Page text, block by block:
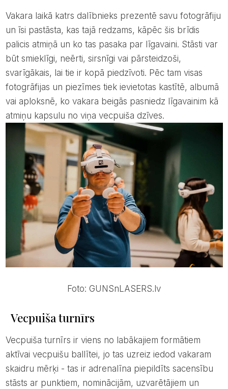
Vakara laikā katrs dalībnieks prezentē savu fotogrāfiju
un īsi pastāsta, kas tajā redzams, kāpēc šis brīdis
palicis atmiņā un ko tas pasaka par līgavaini. Stāsti var
būt smieklīgi, neērti, sirsnīgi vai pārsteidzoši,
svarīgākais, lai tie ir kopā piedzīvoti. Pēc tam visas
fotogrāfijas un piezīmes tiek ievietotas kastītē, albumā
vai aploksnē, ko vakara beigās pasniedz līgavainim kā
atmiņu kapsulu no viņa vecpuiša dzīves.
Foto: GUNSnLASERS.lv
Vecpuiša turnīrs
Vecpuiša turnīrs ir viens no labākajiem formātiem
aktīvai vecpuišu ballītei, jo tas uzreiz iedod vakaram
skaidru mērķi - tas ir adrenalīna piepildīts sacensību
stāsts ar punktiem, nominācijām, uzvarētājiem un